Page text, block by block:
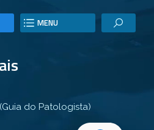
MENU
do Patologista)